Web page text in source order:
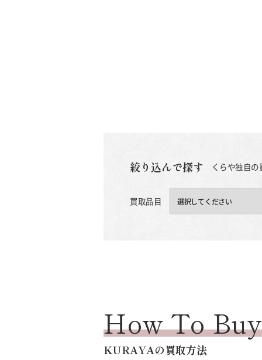
絞り込んで探す くらや独自
買取品目
How To Buy
KURAYAの買取方法